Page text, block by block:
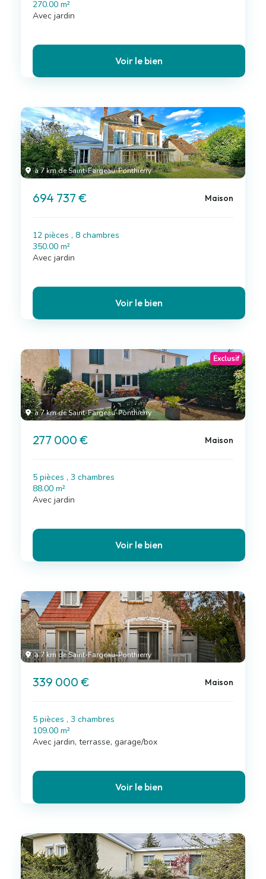
270.00 m²
Avec jardin
Voir le bien
à 7 km de Saint-Fargeau-Ponthierry
694 737 € Maison
12 pièces , 8 chambres
350.00 m²
Avec jardin
Voir le bien
à 7 km de Saint-Fargeau-Ponthierry
Exclusif
277 000 € Maison
5 pièces , 3 chambres
88.00 m²
Avec jardin
Voir le bien
à 7 km de Saint-Fargeau-Ponthierry
339 000 € Maison
5 pièces , 3 chambres
109.00 m²
Avec jardin, terrasse, garage/box
Voir le bien